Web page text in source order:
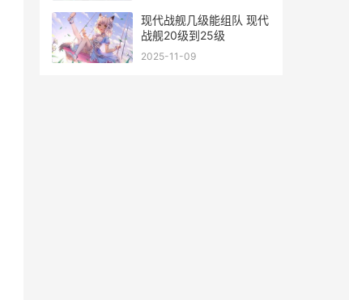
现代战舰几级能组队 现代
战舰20级到25级
2025-11-09